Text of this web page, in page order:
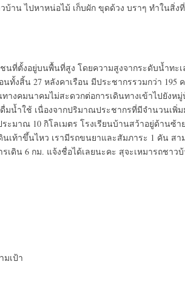
บ้าน ไปหาหน่อไม้ เก็บผัก ขุดด้วง บราๆ ทำใน
ที่ตั้งอยู่บนพื้นที่สูง โดยความสูงจากระดับน้ำทะ
นทั้งสิ้น 27 หลังคาเรือน มีประชากรรวมกว่า
างคมนาคมไม่สะดวกต่อการเดินทางเข้าไปยัง
ำใช้ เนื่องจากปริมาณประชากรที่มีจำนวนเพิ่ม
ะมาณ 10 กิโลเมตร โรงเรียนบ้านสว้าอยู่ด้านซ้า
เท้าขึ้นไหว เรามีรถขนยาและสัมภาระ 1 คัน ส
เดิน 6 กม. แจ้งชื่อได้เลยนะคะ สุจะเหมารถชา
มเป้า